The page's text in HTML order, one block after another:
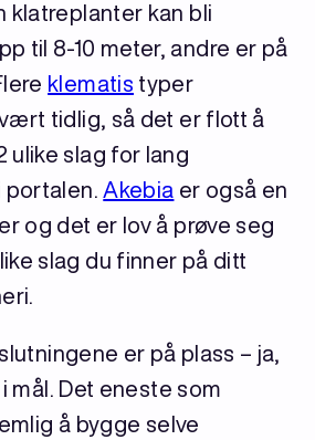
klatreplanter kan bli
til 8-10 meter, andre er på
klematis typer
tidlig, så det er flott å
ulike slag for lang
portalen.Akebia er også en
og det er lov å prøve seg
slag du finner på ditt
er på plass – ja,
mål. Det eneste som
å bygge selve